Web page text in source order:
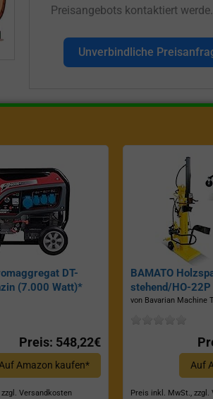
Preisangebots kontaktiert werde.
Unverbindliche
DT-
(7.000 Watt)*
Preis: 548,22€
Amazon kaufen*
Versandkosten
BAMATO
stehend/HO-
von Bavarian Machine
Auf
Preis inkl. MwSt., zzgl.